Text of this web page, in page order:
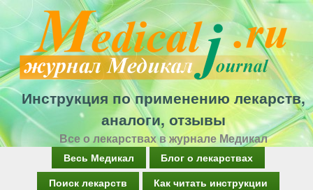
Перейти
к
основному
содержанию
Инструкция по применению лекарств,
аналоги, отзывы
Все о лекарствах в журнале Медикал
Весь Медикал
Блог о лекарствах
Поиск лекарств
Как читать инструкции